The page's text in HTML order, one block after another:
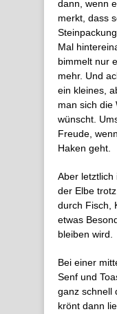
dann, wenn
merkt, dass
Mal
bimmelt nur
mehr. Und
ein kleines,
man sich die
wünscht.
Freude,
Haken geht.
Aber letztlich
der Elbe
durch Fisch,
etwas
bleiben wird.
Bei einer
Senf und
ganz schnell
krönt dann